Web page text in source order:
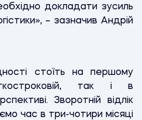
докладати зусиль
– зазначив Андрій
стоїть на першому
так і в
Зворотній відлік
час в три-чотири місяці